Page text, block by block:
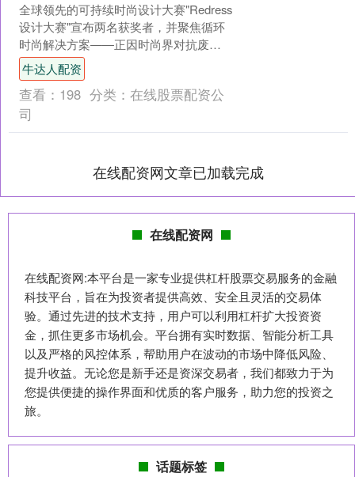
全球领先的可持续时尚设计大赛"Redress
设计大赛"宣布两名获奖者，并聚焦循环
时尚解决方案——正因时尚界对抗废弃
物危机之战濒临节节败退 香港2025年9月
9日....
牛达人配资
查看： 198 分类： 在线股票配资公
司
在线配资网文章已加载完成
在线配资网
在线配资网:本平台是一家专业提供杠杆股票交易服务的金融
科技平台，旨在为投资者提供高效、安全且灵活的交易体
验。通过先进的技术支持，用户可以利用杠杆扩大投资资
金，抓住更多市场机会。平台拥有实时数据、智能分析工具
以及严格的风控体系，帮助用户在波动的市场中降低风险、
提升收益。无论您是新手还是资深交易者，我们都致力于为
您提供便捷的操作界面和优质的客户服务，助力您的投资之
旅。
话题标签